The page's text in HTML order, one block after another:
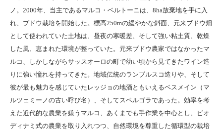
ノ。2000年、当主であるマルコ・ベルトーニは、8ha放棄地を手に入
れ、ブドウ栽培を開始した。標高250mの緩やかな斜面、元来ブドウ畑
として使われていた土地は、昼夜の寒暖差、そして強い粘土質、乾燥
した風、恵まれた環境が整っていた。元来ブドウ農家ではなかったマ
ルコ、しかしながらサッスオーロの町で幼い頃から見てきたワイン造
りに強い憧れを持ってきた。地域伝統のランブルスコ造りや、そして
彼が最も魅力を感じていたレッジョの地酒ともいえるベスメイン（マ
ルツェミーノの古い呼び名）、そしてスペルゴラであった。効率を考
えた近代的な農業を嫌うマルコ、あくまでも手作業を中心とし、ビオ
ディナミ式の農業を取り入れつつ、自然環境を尊重した循環型の栽培